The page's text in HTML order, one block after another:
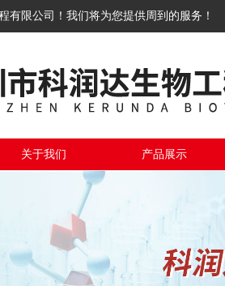
有限公司！我们将为您提供周到的服务！
关于我们 产品展示